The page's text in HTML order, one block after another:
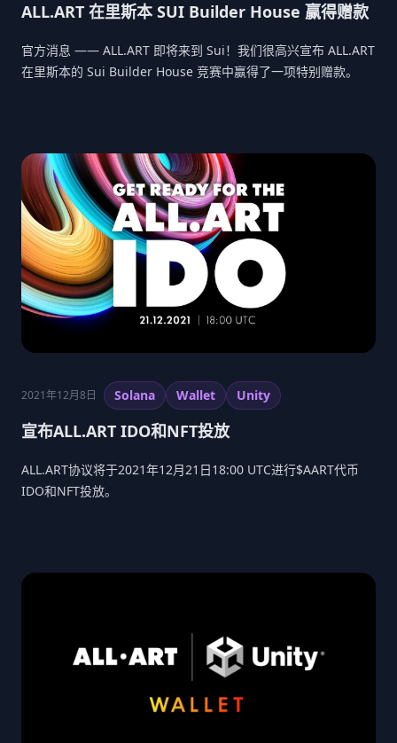
ALL.ART 在里斯本 SUI Builder House 赢得赠款
官方消息 —— ALL.ART 即将来到 Sui！我们很高兴宣布 ALL.ART
在里斯本的 Sui Builder House 竞赛中赢得了一项特别赠款。
2021年12月8日 Solana Wallet Unity
宣布ALL.ART IDO和NFT投放
ALL.ART协议将于2021年12月21日18:00 UTC进行$AART代币
IDO和NFT投放。